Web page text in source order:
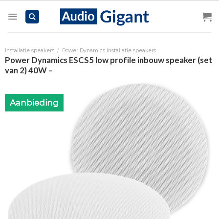
Installatie speakers / Power Dynamics Installatie speakers
Power Dynamics ESCS5 low profile inbouw speaker (set
van 2) 40W –
Aanbieding